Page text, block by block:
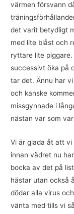
värmen försvann
det varit betydligt
med lite blåst och
ryttare lite
successivt öka på
tar det. Ännu har
och kanske
missgynnade i
nästan var som
Vi är glada åt att
innan vädret nu
bocka av det på
hästar utan också
dödar alla virus
vänta med tills vi